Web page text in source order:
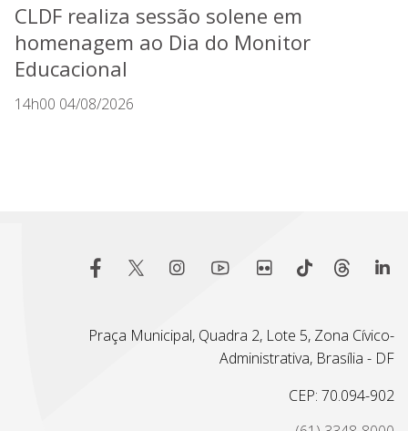
CLDF realiza sessão solene em
homenagem ao Dia do Monitor
Educacional
14h00 04/08/2026
Praça Municipal, Quadra 2, Lote 5, Zona Cívico-
Administrativa, Brasília - DF
CEP: 70.094-902